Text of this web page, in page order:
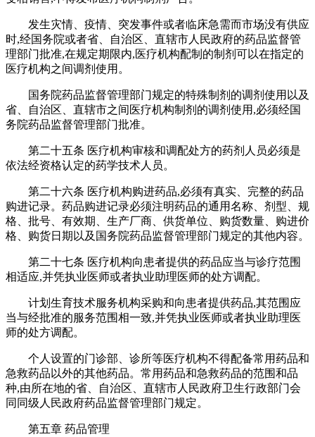
发生灾情、疫情、突发事件或者临床急需而市场没有供应
时,经国务院或者省、自治区、直辖市人民政府的药品监督管
理部门批准,在规定期限内,医疗机构配制的制剂可以在指定的
医疗机构之间调剂使用。
国务院药品监督管理部门规定的特殊制剂的调剂使用以及
省、自治区、直辖市之间医疗机构制剂的调剂使用,必须经国
务院药品监督管理部门批准。
第二十五条 医疗机构审核和调配处方的药剂人员必须是
依法经资格认定的药学技术人员。
第二十六条 医疗机构购进药品,必须有真实、完整的药品
购进记录。药品购进记录必须注明药品的通用名称、剂型、规
格、批号、有效期、生产厂商、供货单位、购货数量、购进价
格、购货日期以及国务院药品监督管理部门规定的其他内容。
第二十七条 医疗机构向患者提供的药品应当与诊疗范围
相适应,并凭执业医师或者执业助理医师的处方调配。
计划生育技术服务机构采购和向患者提供药品,其范围应
当与经批准的服务范围相一致,并凭执业医师或者执业助理医
师的处方调配。
个人设置的门诊部、诊所等医疗机构不得配备常用药品和
急救药品以外的其他药品。常用药品和急救药品的范围和品
种,由所在地的省、自治区、直辖市人民政府卫生行政部门会
同同级人民政府药品监督管理部门规定。
第五章 药品管理